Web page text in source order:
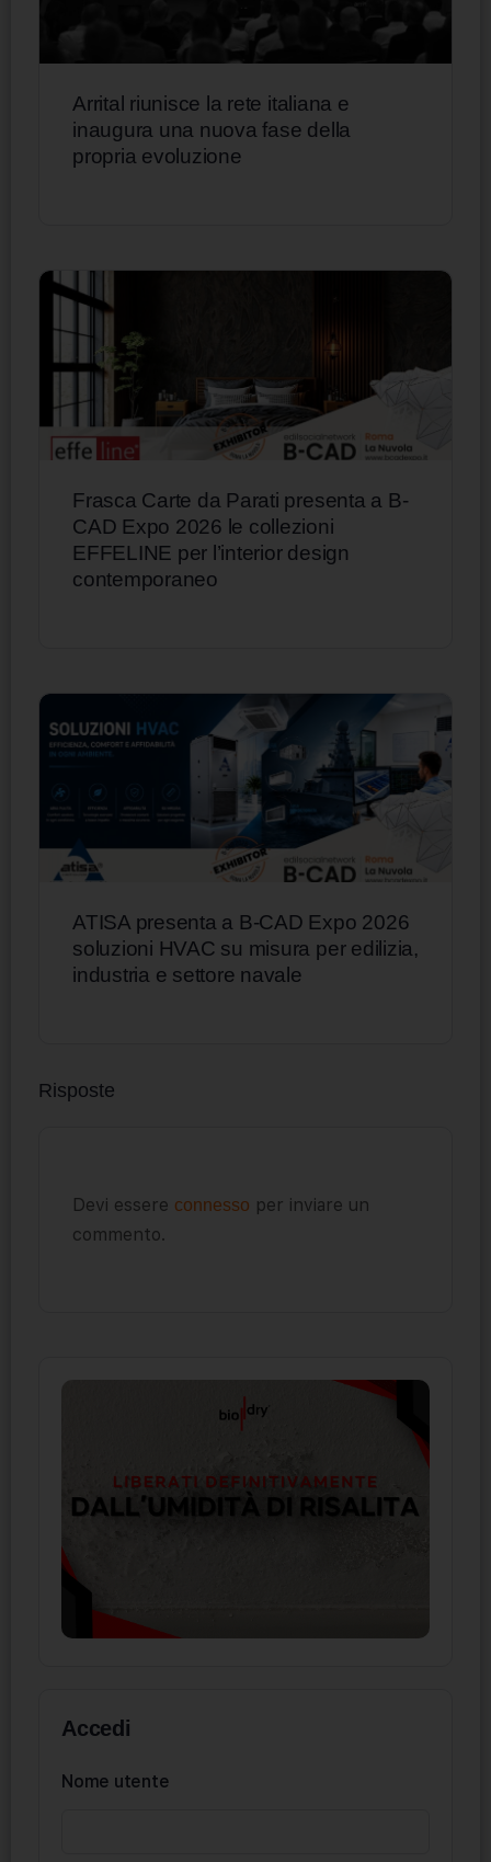
Arrital riunisce la rete italiana e
inaugura una nuova fase della
propria evoluzione
Frasca Carte da Parati presenta a B-
CAD Expo 2026 le collezioni
EFFELINE per l’interior design
contemporaneo
ATISA presenta a B-CAD Expo 2026
soluzioni HVAC su misura per edilizia,
industria e settore navale
Risposte
Devi essere connesso per inviare un
commento.
Accedi
Nome utente